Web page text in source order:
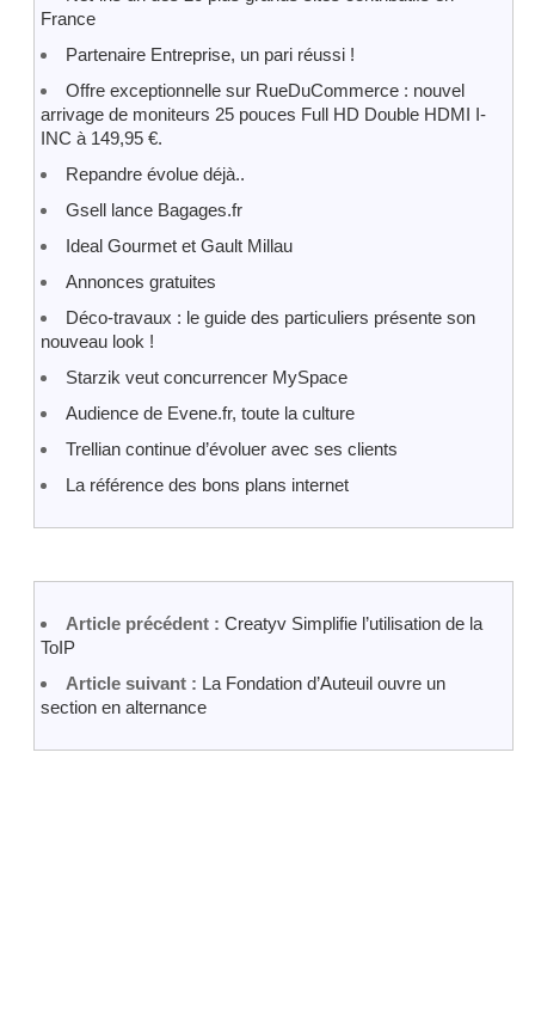
France
Partenaire Entreprise, un pari réussi !
Offre exceptionnelle sur RueDuCommerce : nouvel
arrivage de moniteurs 25 pouces Full HD Double HDMI I-
INC à 149,95 €.
Repandre évolue déjà..
Gsell lance Bagages.fr
Ideal Gourmet et Gault Millau
Annonces gratuites
Déco-travaux : le guide des particuliers présente son
nouveau look !
Starzik veut concurrencer MySpace
Audience de Evene.fr, toute la culture
Trellian continue d’évoluer avec ses clients
La référence des bons plans internet
Article précédent : Creatyv Simplifie l’utilisation de la
ToIP
Article suivant : La Fondation d’Auteuil ouvre un
section en alternance